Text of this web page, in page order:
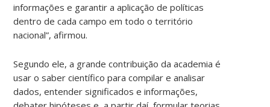
informações e garantir a aplicação de políticas
dentro de cada campo em todo o território
nacional”, afirmou.
Segundo ele, a grande contribuição da academia é
usar o saber científico para compilar e analisar
dados, entender significados e informações,